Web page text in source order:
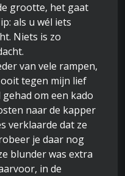
grootte, het gaat
als u wél iets
Niets is zo
van vele rampen,
tegen mijn lief
om een kado
naar de kapper
verklaarde dat ze
je daar nog
blunder was extra
in de